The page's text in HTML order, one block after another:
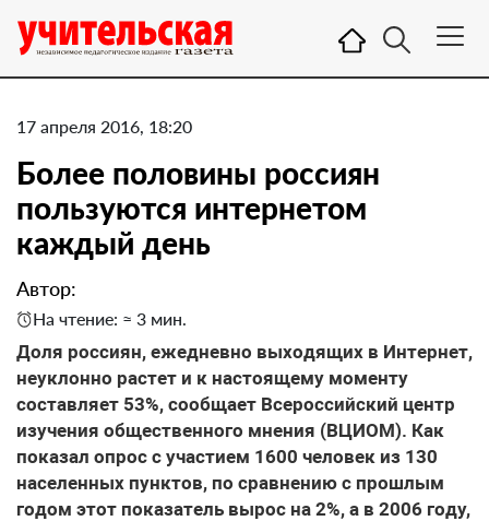
17 апреля 2016, 18:20
Более половины россиян
пользуются интернетом
каждый день
Автор:
На чтение: ≈ 3 мин.
Доля россиян, ежедневно выходящих в Интернет,
неуклонно растет и к настоящему моменту
составляет 53%, сообщает Всероссийский центр
изучения общественного мнения (ВЦИОМ). Как
показал опрос с участием 1600 человек из 130
населенных пунктов, по сравнению с прошлым
годом этот показатель вырос на 2%, а в 2006 году,